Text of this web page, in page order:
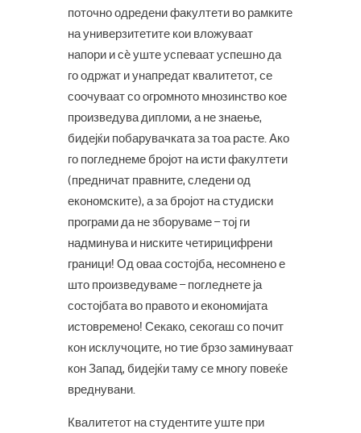
поточно одредени факултети во рамките
на универзитетите кои вложуваат
напори и сè уште успеваат успешно да
го одржат и унапредат квалитетот, се
соочуваат со огромното мнозинство кое
произведува дипломи, а не знаење,
бидејќи побарувачката за тоа расте. Ако
го погледнеме бројот на исти факултети
(предничат правните, следени од
економските), а за бројот на студиски
програми да не зборуваме – тој ги
надминува и ниските четирицифрени
граници! Од оваа состојба, несомнено е
што произведуваме – погледнете ја
состојбата во правото и економијата
истовремено! Секако, секогаш со почит
кон исклучоците, но тие брзо заминуваат
кон Запад, бидејќи таму се многу повеќе
вреднувани.
Квалитетот на студентите уште при